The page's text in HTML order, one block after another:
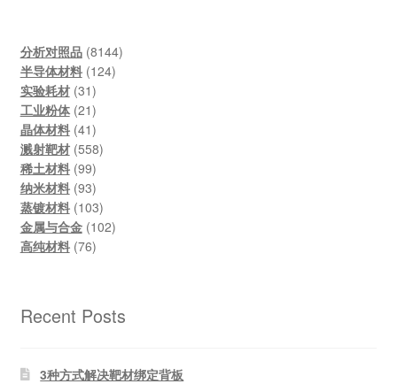
分析对照品 81448144
半导体材料 124124
实验耗材 3131
products
工业粉体 2121
products
晶体材料 4141
products
溅射靶材 558558
稀土材料 9999
products
纳米材料 9393
products
蒸镀材料 103103
products
金属与合金 102102
高纯材料 7676
Recent Posts
3种方式解决靶材绑定背板